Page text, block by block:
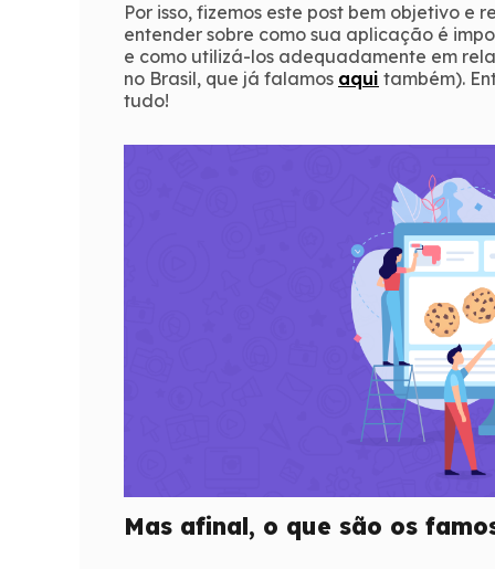
Por isso, fizemos este post bem objetivo
entender sobre como sua aplicação é
e como utilizá-los adequadamente em
no Brasil, que já falamos aqui também).
tudo!
Mas afinal, o que são os